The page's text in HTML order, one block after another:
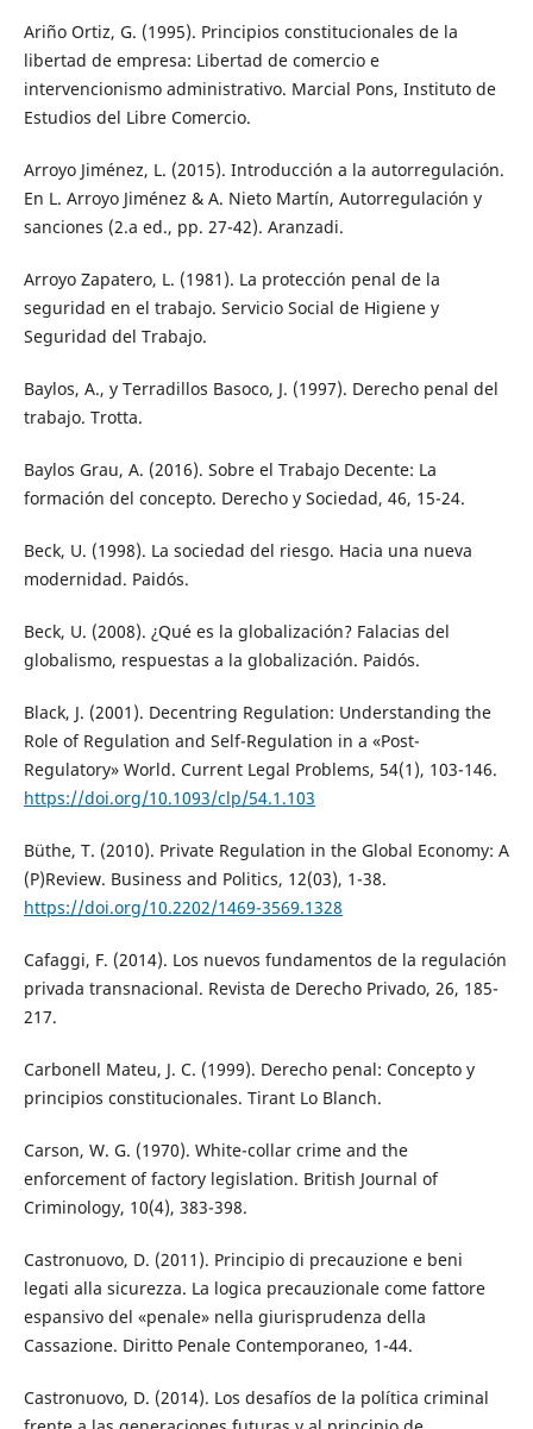
Ariño Ortiz, G. (1995). Principios constitucionales de la
libertad de empresa: Libertad de comercio e
intervencionismo administrativo. Marcial Pons, Instituto de
Estudios del Libre Comercio.
Arroyo Jiménez, L. (2015). Introducción a la autorregulación.
En L. Arroyo Jiménez & A. Nieto Martín, Autorregulación y
sanciones (2.a ed., pp. 27-42). Aranzadi.
Arroyo Zapatero, L. (1981). La protección penal de la
seguridad en el trabajo. Servicio Social de Higiene y
Seguridad del Trabajo.
Baylos, A., y Terradillos Basoco, J. (1997). Derecho penal del
trabajo. Trotta.
Baylos Grau, A. (2016). Sobre el Trabajo Decente: La
formación del concepto. Derecho y Sociedad, 46, 15-24.
Beck, U. (1998). La sociedad del riesgo. Hacia una nueva
modernidad. Paidós.
Beck, U. (2008). ¿Qué es la globalización? Falacias del
globalismo, respuestas a la globalización. Paidós.
Black, J. (2001). Decentring Regulation: Understanding the
Role of Regulation and Self-Regulation in a «Post-
Regulatory» World. Current Legal Problems, 54(1), 103-146.
https://doi.org/10.1093/clp/54.1.103
Büthe, T. (2010). Private Regulation in the Global Economy: A
(P)Review. Business and Politics, 12(03), 1-38.
https://doi.org/10.2202/1469-3569.1328
Cafaggi, F. (2014). Los nuevos fundamentos de la regulación
privada transnacional. Revista de Derecho Privado, 26, 185-
217.
Carbonell Mateu, J. C. (1999). Derecho penal: Concepto y
principios constitucionales. Tirant Lo Blanch.
Carson, W. G. (1970). White-collar crime and the
enforcement of factory legislation. British Journal of
Criminology, 10(4), 383-398.
Castronuovo, D. (2011). Principio di precauzione e beni
legati alla sicurezza. La logica precauzionale come fattore
espansivo del «penale» nella giurisprudenza della
Cassazione. Diritto Penale Contemporaneo, 1-44.
Castronuovo, D. (2014). Los desafíos de la política criminal